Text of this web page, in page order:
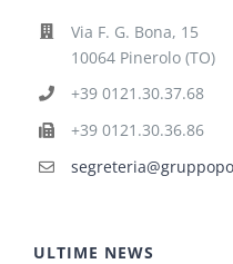
Via F. G. Bona, 15
10064 Pinerolo (TO)
+39 0121.30.37.68
+39 0121.30.36.86
ULTIME NEWS